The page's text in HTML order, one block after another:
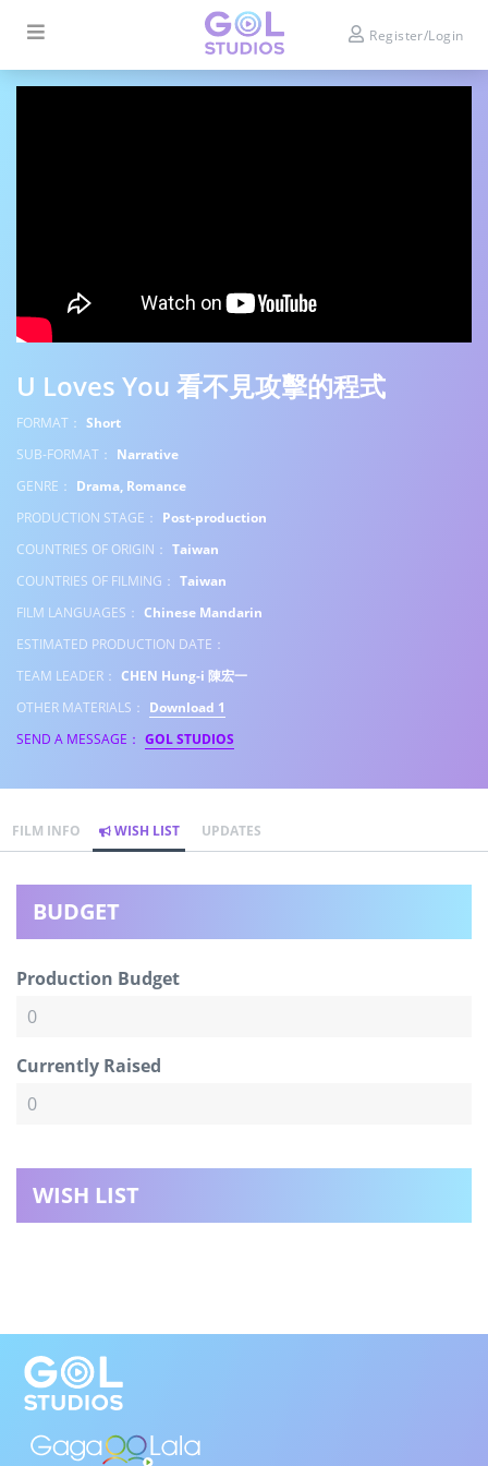
Register/Login
U Loves You 看不見攻擊的程式
FORMAT： Short
SUB-FORMAT： Narrative
GENRE： Drama, Romance
PRODUCTION STAGE： Post-production
COUNTRIES OF ORIGIN： Taiwan
COUNTRIES OF FILMING： Taiwan
FILM LANGUAGES： Chinese Mandarin
ESTIMATED PRODUCTION DATE：
TEAM LEADER： CHEN Hung-i 陳宏一
OTHER MATERIALS： Download 1
SEND A MESSAGE： GOL STUDIOS
FILM INFO WISH LIST UPDATES
BUDGET
Production Budget
Currently Raised
WISH LIST